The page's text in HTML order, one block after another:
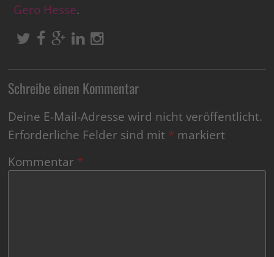
Gero Hesse.
Schreibe einen Kommentar
Deine E-Mail-Adresse wird nicht veröffentlicht.
Erforderliche Felder sind mit * markiert
Kommentar *